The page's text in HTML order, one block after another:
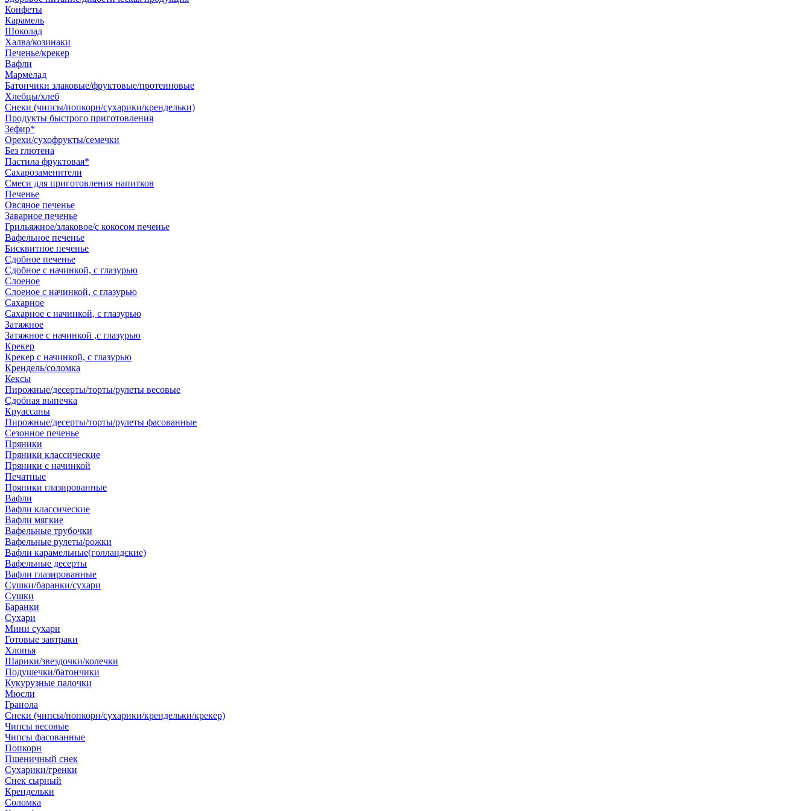
Конфеты
Карамель
Шоколад
Халва/козинаки
Печенье/крекер
Вафли
Мармелад
Батончики злаковые/фруктовые/протеиновые
Хлебцы/хлеб
Снеки (чипсы/попкорн/сухарики/крендельки)
Продукты быстрого приготовления
Зефир*
Орехи/сухофрукты/семечки
Без глютена
Пастила фруктовая*
Сахарозаменители
Смеси для приготовления напитков
Печенье
Овсяное печенье
Заварное печенье
Грильяжное/злаковое/с кокосом печенье
Вафельное печенье
Бисквитное печенье
Сдобное печенье
Сдобное с начинкой, с глазурью
Слоеное
Слоеное с начинкой, с глазурью
Сахарное
Сахарное с начинкой, с глазурью
Затяжное
Затяжное с начинкой ,с глазурью
Крекер
Крекер с начинкой, с глазурью
Крендель/соломка
Кексы
Пирожные/десерты/торты/рулеты весовые
Сдобная выпечка
Круассаны
Пирожные/десерты/торты/рулеты фасованные
Сезонное печенье
Пряники
Пряники классические
Пряники с начинкой
Печатные
Пряники глазированные
Вафли
Вафли классические
Вафли мягкие
Вафельные трубочки
Вафельные рулеты/рожки
Вафли карамельные(голландские)
Вафельные десерты
Вафли глазированные
Сушки/баранки/сухари
Сушки
Баранки
Сухари
Мини сухари
Готовые завтраки
Хлопья
Шарики/звездочки/колечки
Подушечки/батончики
Кукурузные палочки
Мюсли
Гранола
Снеки (чипсы/попкорн/сухарики/крендельки/крекер)
Чипсы весовые
Чипсы фасованные
Попкорн
Пшеничный снек
Сухарики/гренки
Снек сырный
Крендельки
Соломка